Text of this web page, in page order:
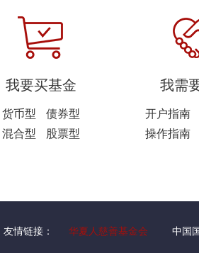
我要买基金
货币型
债券型
混合型
股票型
我需
开户指南
操作指南
友情链接： 华夏人慈善基金会 中国